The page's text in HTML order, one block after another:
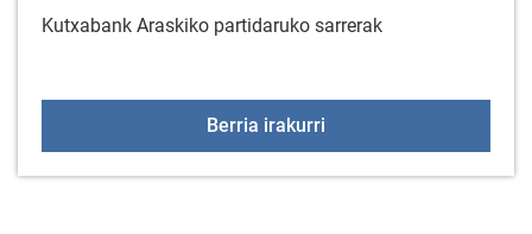
Kutxabank Araskiko partidaruko sarrerak
Berria irakurri